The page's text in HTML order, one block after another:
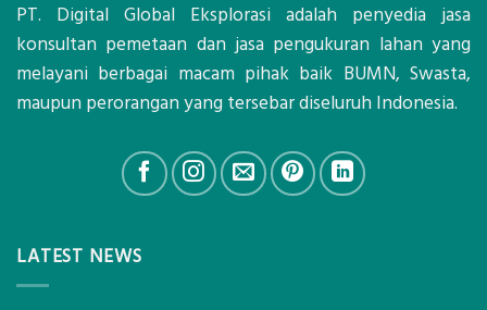
PT. Digital Global Eksplorasi adalah penyedia jasa
konsultan pemetaan dan jasa pengukuran lahan yang
melayani berbagai macam pihak baik BUMN, Swasta,
maupun perorangan yang tersebar diseluruh Indonesia.
LATEST NEWS